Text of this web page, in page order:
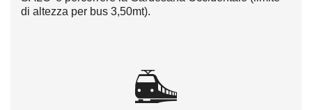
di altezza per bus 3,50mt).